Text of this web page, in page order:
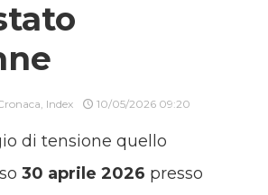
, Index 10/05/2026 09:20
di tensione quello
30 aprile 2026 presso